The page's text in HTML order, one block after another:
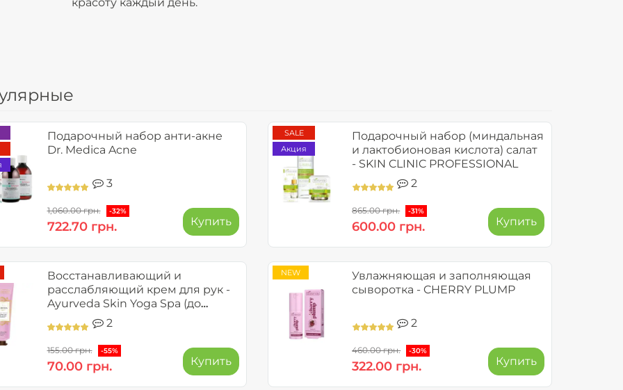
красоту каждый день.
Подарочный набор анти-акне
Dr. Medica Acne
3
1,060.00 грн. -32%
722.70 грн. Купить
SALE
Акция
Подарочный набор (миндальная
и лактобионовая кислота) салат
- SKIN CLINIC PROFESSIONAL
2
865.00 грн. -31%
600.00 грн. Купить
Восстанавливающий и
расслабляющий крем для рук -
Ayurveda Skin Yoga Spa (до
09.2026)
2
155.00 грн. -55%
70.00 грн. Купить
NEW
Увлажняющая и заполняющая
сыворотка - CHERRY PLUMP
2
460.00 грн. -30%
322.00 грн. Купить